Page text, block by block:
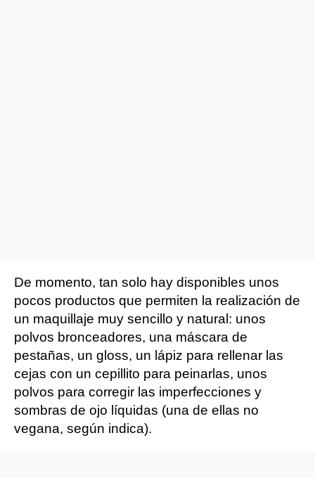
De momento, tan solo hay disponibles unos
pocos productos que permiten la realización de
un maquillaje muy sencillo y natural: unos
polvos bronceadores, una máscara de
pestañas, un gloss, un lápiz para rellenar las
cejas con un cepillito para peinarlas, unos
polvos para corregir las imperfecciones y
sombras de ojo líquidas (una de ellas no
vegana, según indica).